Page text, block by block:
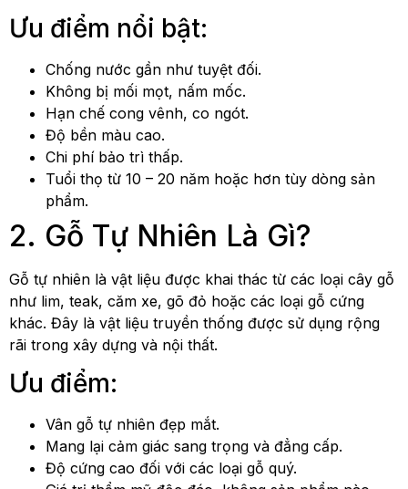
Ưu điểm nổi bật:
Chống nước gần như tuyệt đối.
Không bị mối mọt, nấm mốc.
Hạn chế cong vênh, co ngót.
Độ bền màu cao.
Chi phí bảo trì thấp.
Tuổi thọ từ 10 – 20 năm hoặc hơn tùy dòng sản
phẩm.
2. Gỗ Tự Nhiên Là Gì?
Gỗ tự nhiên là vật liệu được khai thác từ các loại cây gỗ
như lim, teak, căm xe, gõ đỏ hoặc các loại gỗ cứng
khác. Đây là vật liệu truyền thống được sử dụng rộng
rãi trong xây dựng và nội thất.
Ưu điểm:
Vân gỗ tự nhiên đẹp mắt.
Mang lại cảm giác sang trọng và đẳng cấp.
Độ cứng cao đối với các loại gỗ quý.